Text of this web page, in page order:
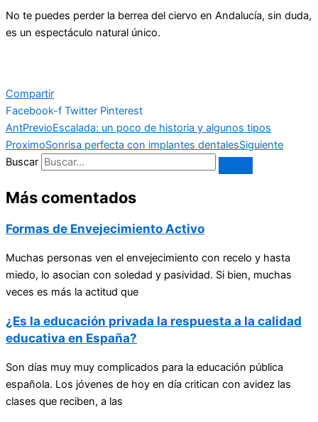
No te puedes perder la berrea del ciervo en Andalucía, sin duda,
es un espectáculo natural único.
Compartir
Facebook-f Twitter Pinterest
AntPrevioEscalada: un poco de historia y algunos tipos
ProximoSonrisa perfecta con implantes dentalesSiguiente
Buscar
Más comentados
Formas de Envejecimiento Activo
Muchas personas ven el envejecimiento con recelo y hasta
miedo, lo asocian con soledad y pasividad. Si bien, muchas
veces es más la actitud que
¿Es la educación privada la respuesta a la calidad
educativa en España?
Son días muy muy complicados para la educación pública
española. Los jóvenes de hoy en día critican con avidez las
clases que reciben, a las